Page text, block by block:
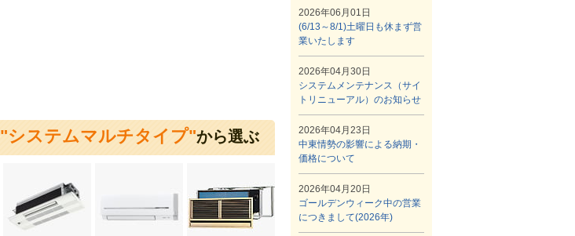
"システムマルチタイプ"から選ぶ
2026年06月01日
(6/13～8/1)土曜日も休まず営
業いたします
2026年04月30日
システムメンテナンス（サイ
トリニューアル）のお知らせ
2026年04月23日
中東情勢の影響による納期・
価格について
2026年04月20日
ゴールデンウィーク中の営業
につきまして(2026年)